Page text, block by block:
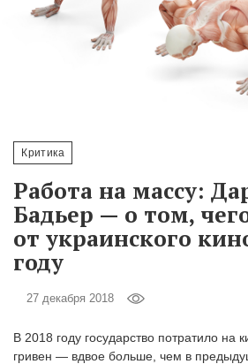
Критика
Работа на массу:
Бадьер — о том,
от украинского
году
27 декабря 2018
В 2018 году государство потратило на
гривен — вдвое больше, чем в